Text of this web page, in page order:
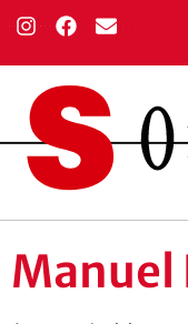
Manuel